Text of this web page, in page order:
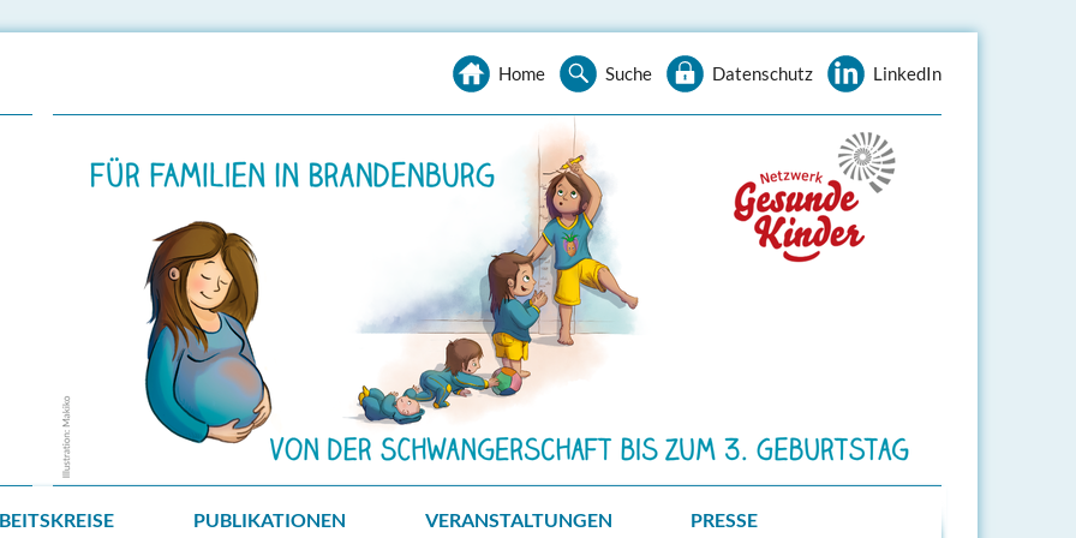
Home Suche Datenschutz LinkedIn
PUBLIKATIONEN VERANSTALTUNGEN PRESSE